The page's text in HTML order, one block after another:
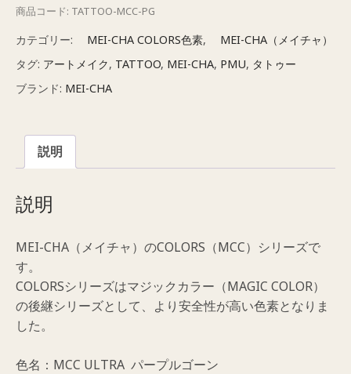
ャ
COLORS（MCC-
パ
ー
ル
ー
ン）
個
商品コード: TATTOO-MCC-PG
カテゴリー: MEI-CHA COLORS色素,
MEI-CHA（メイチャ）
タグ: アートメイク, TATTOO, MEI-CHA, PMU, タトゥー
ブランド: MEI-CHA
説明
説明
MEI-CHA（メイチャ）のCOLORS（MCC）シリーズで
す。
COLORSシリーズはマジックカラー（MAGIC COLOR）
の後継シリーズとして、より安全性が高い色素となりま
した。
色名：MCC ULTRA パープルゴーン